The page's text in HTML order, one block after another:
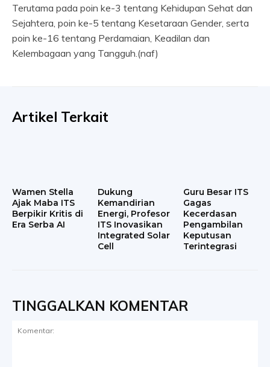
Terutama pada poin ke-3 tentang Kehidupan Sehat dan
Sejahtera, poin ke-5 tentang Kesetaraan Gender, serta
poin ke-16 tentang Perdamaian, Keadilan dan
Kelembagaan yang Tangguh.(naf)
Artikel Terkait
Wamen Stella
Ajak Maba ITS
Berpikir Kritis di
Era Serba AI
Dukung
Kemandirian
Energi, Profesor
ITS Inovasikan
Integrated Solar
Cell
Guru Besar ITS
Gagas
Kecerdasan
Pengambilan
Keputusan
Terintegrasi
TINGGALKAN KOMENTAR